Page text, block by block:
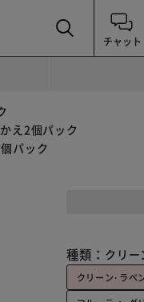
チャット
え2個パック
パック
種類： クリー
クリーン･ラベ